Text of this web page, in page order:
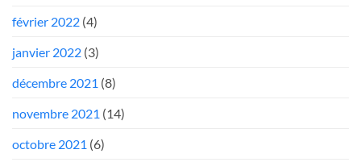
février 2022 (4)
janvier 2022 (3)
décembre 2021 (8)
novembre 2021 (14)
octobre 2021 (6)